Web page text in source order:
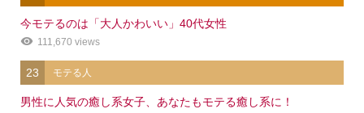
今モテるのは「大人かわいい」40代女性
111,670 views
23 モテる人
男性に人気の癒し系女子、あなたもモテる癒し系に！